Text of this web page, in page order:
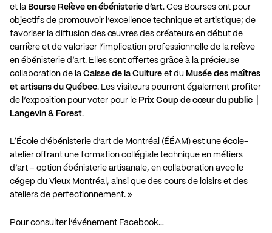
et la Bourse Relève en ébénisterie d’art. Ces Bourses ont pour
objectifs de promouvoir l’excellence technique et artistique; de
favoriser la diffusion des œuvres des créateurs en début de
carrière et de valoriser l’implication professionnelle de la relève
en ébénisterie d’art. Elles sont offertes grâce à la précieuse
collaboration de la Caisse de la Culture et du Musée des maîtres
et artisans du Québec. Les visiteurs pourront également profiter
de l’exposition pour voter pour le Prix Coup de cœur du public │
Langevin & Forest.
L’École d’ébénisterie d’art de Montréal (ÉÉAM) est une école-
atelier offrant une formation collégiale technique en métiers
d’art – option ébénisterie artisanale, en collaboration avec le
cégep du Vieux Montréal, ainsi que des cours de loisirs et des
ateliers de perfectionnement. »
Pour consulter l’événement Facebook…